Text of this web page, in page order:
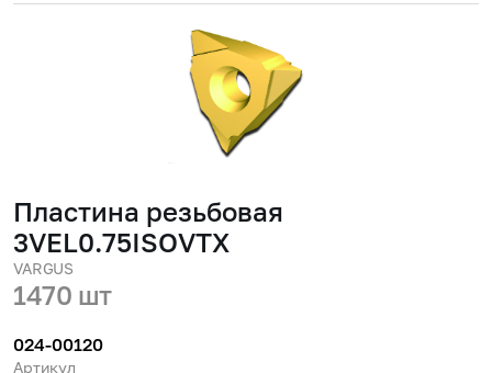
Пластина резьбовая
3VEL0.75ISOVTX
VARGUS
1470 шт
024-00120
Артикул